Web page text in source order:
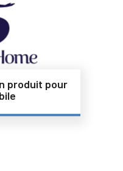
produit pour